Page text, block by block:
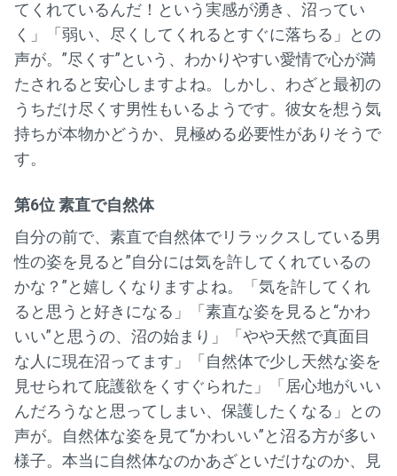
てくれているんだ！という実感が湧き、沼ってい
く」「弱い、尽くしてくれるとすぐに落ちる」との
声が。”尽くす”という、わかりやすい愛情で心が満
たされると安心しますよね。しかし、わざと最初の
うちだけ尽くす男性もいるようです。彼女を想う気
持ちが本物かどうか、見極める必要性がありそうで
す。
第6位 素直で自然体
自分の前で、素直で自然体でリラックスしている男
性の姿を見ると”自分には気を許してくれているの
かな？”と嬉しくなりますよね。「気を許してくれ
ると思うと好きになる」「素直な姿を見ると“かわ
いい”と思うの、沼の始まり」「やや天然で真面目
な人に現在沼ってます」「自然体で少し天然な姿を
見せられて庇護欲をくすぐられた」「居心地がいい
んだろうなと思ってしまい、保護したくなる」との
声が。自然体な姿を見て“かわいい”と沼る方が多い
様子。本当に自然体なのかあざといだけなのか、見